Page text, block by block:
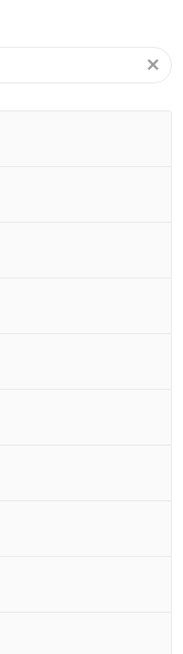
позволит вам не
способствуя